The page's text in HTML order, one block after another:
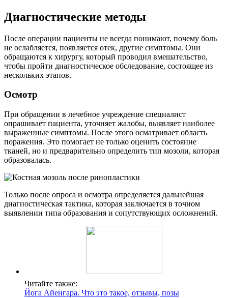
Диагностические методы
После операции пациенты не всегда понимают, почему боль
не ослабляется, появляется отек, другие симптомы. Они
обращаются к хирургу, который проводил вмешательство,
чтобы пройти диагностическое обследование, состоящее из
нескольких этапов.
Осмотр
При обращении в лечебное учреждение специалист
опрашивает пациента, уточняет жалобы, выявляет наиболее
выраженные симптомы. После этого осматривает область
поражения. Это помогает не только оценить состояние
тканей, но и предварительно определить тип мозоли, которая
образовалась.
Только после опроса и осмотра определяется дальнейшая
диагностическая тактика, которая заключается в точном
выявлении типа образования и сопутствующих осложнений.
Читайте также:
Йога Айенгара. Что это такое, отзывы, позы